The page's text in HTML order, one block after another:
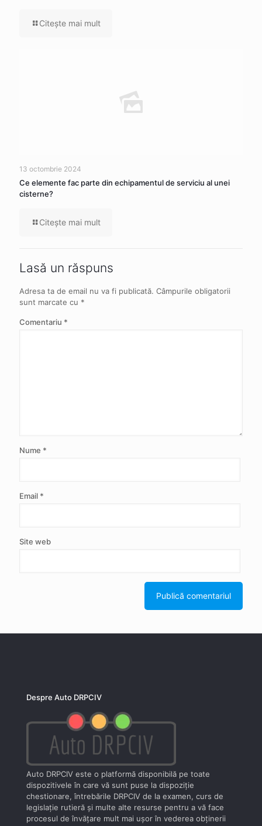
Citeşte mai mult
13 octombrie 2024
Ce elemente fac parte din echipamentul de serviciu al unei
cisterne?
Citeşte mai mult
Lasă un răspuns
Adresa ta de email nu va fi publicată. Câmpurile obligatorii
sunt marcate cu *
Comentariu *
Nume *
Email *
Site web
Despre Auto DRPCIV
Auto DRPCIV este o platformă disponibilă pe toate
dispozitivele în care vă sunt puse la dispoziţie
chestionare, întrebările DRPCIV de la examen, curs de
legislaţie rutieră şi multe alte resurse pentru a vă face
procesul de învăţare mult mai uşor în vederea obţinerii